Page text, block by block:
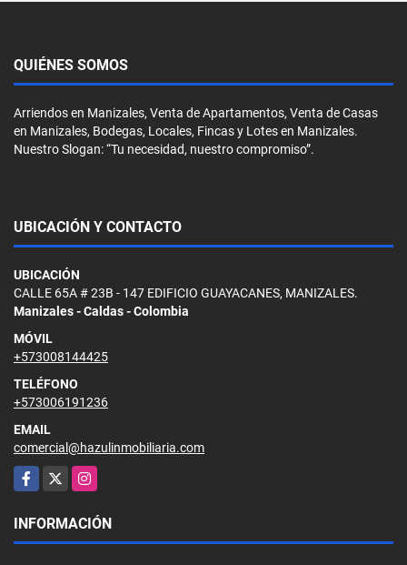
QUIÉNES SOMOS
Arriendos en Manizales, Venta de Apartamentos, Venta de Casas
en Manizales, Bodegas, Locales, Fincas y Lotes en Manizales.
Nuestro Slogan: “Tu necesidad, nuestro compromiso”.
UBICACIÓN Y CONTACTO
UBICACIÓN
CALLE 65A # 23B - 147 EDIFICIO GUAYACANES, MANIZALES.
Manizales - Caldas - Colombia
MÓVIL
+573008144425
TELÉFONO
+573006191236
EMAIL
comercial@hazulinmobiliaria.com
Facebook
X Instagram
INFORMACIÓN